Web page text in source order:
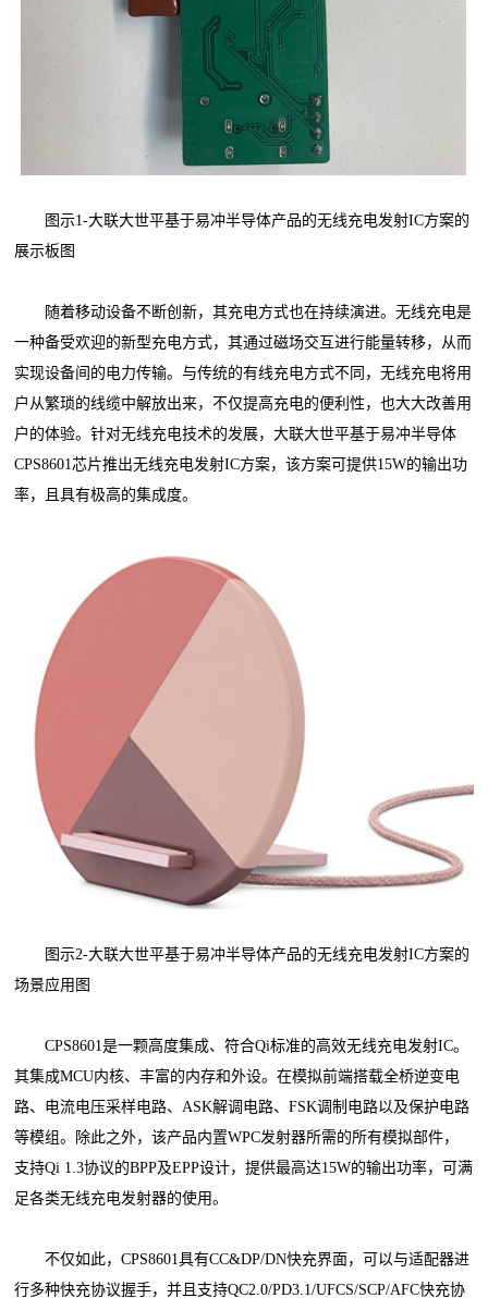
图示1-大联大世平基于易冲半导体产品的无线充电发射IC方案的
展示板图
随着移动设备不断创新，其充电方式也在持续演进。无线充电是
一种备受欢迎的新型充电方式，其通过磁场交互进行能量转移，从而
实现设备间的电力传输。与传统的有线充电方式不同，无线充电将用
户从繁琐的线缆中解放出来，不仅提高充电的便利性，也大大改善用
户的体验。针对无线充电技术的发展，大联大世平基于易冲半导体
CPS8601芯片推出无线充电发射IC方案，该方案可提供15W的输出功
率，且具有极高的集成度。
图示2-大联大世平基于易冲半导体产品的无线充电发射IC方案的
场景应用图
CPS8601是一颗高度集成、符合Qi标准的高效无线充电发射IC。
其集成MCU内核、丰富的内存和外设。在模拟前端搭载全桥逆变电
路、电流电压采样电路、ASK解调电路、FSK调制电路以及保护电路
等模组。除此之外，该产品内置WPC发射器所需的所有模拟部件，
支持Qi 1.3协议的BPP及EPP设计，提供最高达15W的输出功率，可满
足各类无线充电发射器的使用。
不仅如此，CPS8601具有CC&DP/DN快充界面，可以与适配器进
行多种快充协议握手，并且支持QC2.0/PD3.1/UFCS/SCP/AFC快充协